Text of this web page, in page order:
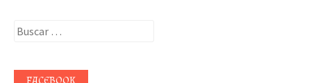
Buscar:
FACEBOOK